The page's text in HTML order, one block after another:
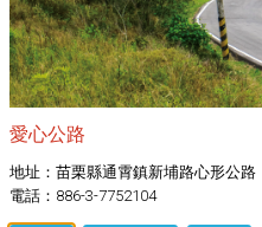
愛心公路
地址：苗栗縣通霄鎮新埔路心形公路
電話：886-3-7752104